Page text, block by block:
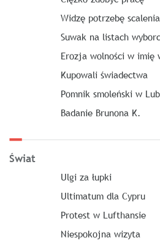
Widzę potrzebę
Suwak na listach
Erozja wolności w imię
Kupowali świadectwa
Pomnik smoleński w
Badanie Brunona K.
Świat
Ulgi za łupki
Ultimatum dla Cypru
Protest w Lufthansie
Niespokojna wizyta